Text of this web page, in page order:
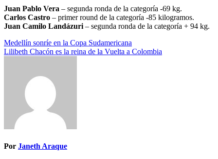
Juan Pablo Vera – segunda ronda de la categoría -69 kg.
Carlos Castro – primer round de la categoría -85 kilogramos.
Juan Camilo Landázuri– segunda ronda de la categoría + 94 kg.
Navegación
de
Medellín sonríe en la Copa Sudamericana
Lilibeth Chacón es la reina de la Vuelta a Colombia
Por Janeth Araque